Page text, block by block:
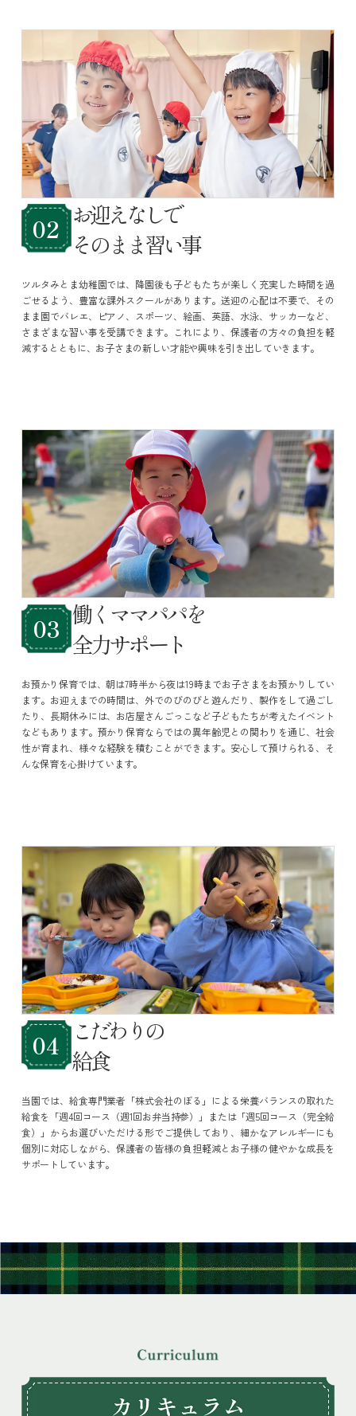
02 お迎えなしで
そのまま習い事
ツルタみとま幼稚園では、降園後も子どもたちが楽しく充実した時間を過
ごせるよう、豊富な課外スクールがあります。送迎の心配は不要で、その
まま園でバレエ、ピアノ、スポーツ、絵画、英語、水泳、サッカーなど、
さまざまな習い事を受講できます。これにより、保護者の方々の負担を軽
減するとともに、お子さまの新しい才能や興味を引き出していきます。
03 働くママパパを
全力サポート
お預かり保育では、朝は7時半から夜は19時までお子さまをお預かりしてい
ます。お迎えまでの時間は、外でのびのびと遊んだり、製作をして過ごし
たり、長期休みには、お店屋さんごっこなど子どもたちが考えたイベント
などもあります。預かり保育ならではの異年齢児との関わりを通じ、社会
性が育まれ、様々な経験を積むことができます。安心して預けられる、そ
んな保育を心掛けています。
04 こだわりの
給食
当園では、給食専門業者「株式会社のぼる」による栄養バランスの取れた
給食を「週4回コース（週1回お弁当持参）」または「週5回コース（完全給
食）」からお選びいただける形でご提供しており、細かなアレルギーにも
個別に対応しながら、保護者の皆様の負担軽減とお子様の健やかな成長を
サポートしています。